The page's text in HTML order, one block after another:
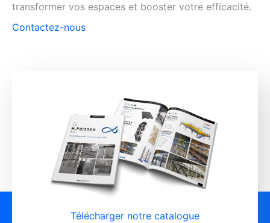
transformer vos espaces et booster votre efficacité.
Contactez-nous
Télécharger notre catalogue